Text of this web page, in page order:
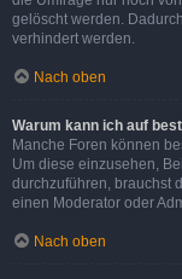
gelöscht werden.
verhindert werden.
Nach oben
Warum kann ich auf
Manche Foren können
Um diese einzusehen,
durchzuführen, brauchst
einen Moderator oder
Nach oben